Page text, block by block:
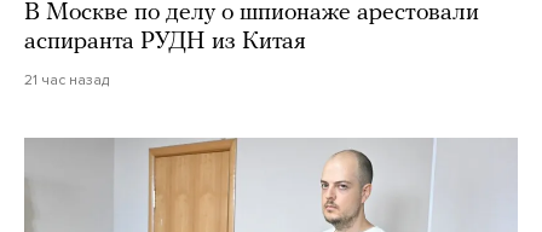
В Москве по делу о шпионаже арестовали
аспиранта РУДН из Китая
21 час назад